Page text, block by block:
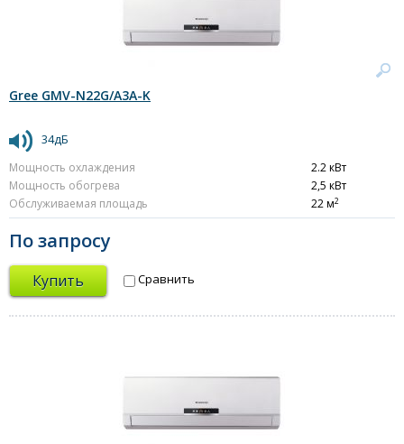
Gree GMV-N22G/A3A-K
34дБ
Мощность охлаждения
2.2 кВт
Мощность обогрева
2,5 кВт
Обслуживаемая площадь
22 м2
По запросу
Купить Сравнить